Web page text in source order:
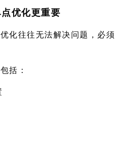
优化更重要
化往往无法解决问题，必须
括：